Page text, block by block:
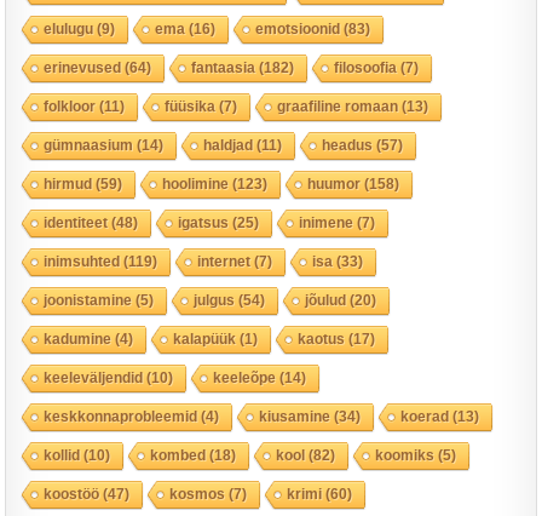
elulugu(9) ema (16) emotsioonid(83)
erinevused(64) fantaasia (182) filosoofia (7)
folkloor(11) füüsika (7) graafiline romaan(13)
gümnaasium (14) haldjad(11) headus (57)
hirmud(59) hoolimine (123) huumor(158)
identiteet(48) igatsus (25) inimene (7)
inimsuhted(119) internet(7) isa (33)
joonistamine (5) julgus (54) jõulud(20)
kadumine (4) kalapüük (1) kaotus (17)
keeleväljendid(10) keeleõpe (14)
keskkonnaprobleemid(4) kiusamine (34) koerad(13)
kollid(10) kombed(18) kool(82) koomiks (5)
koostöö(47) kosmos (7) krimi(60)